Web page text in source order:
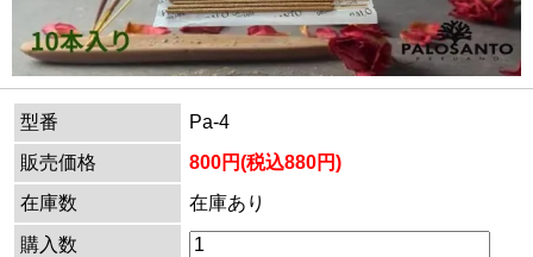
型番
Pa-4
販売価格
800円(税込880円)
在庫数
在庫あり
購入数